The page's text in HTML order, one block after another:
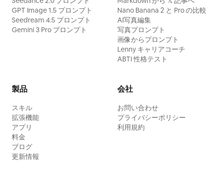
GPT Image 1.5 プロンプト
Seedream 4.5 プロンプト
Gemini 3 Pro プロンプト
Nano Banana 2 と Pro の比較
AI写真編集
写真プロンプト
画像からプロンプト
Lenny キャリアコーチ
ABTI 性格テスト
製品
スキル
拡張機能
アプリ
料金
ブログ
更新情報
会社
お問い合わせ
プライバシーポリシー
利用規約